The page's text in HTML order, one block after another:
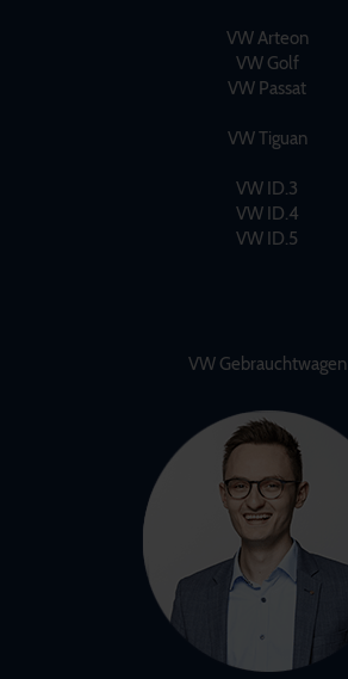
VW Arteon
VW Golf
VW Passat
VW Tiguan
VW ID.3
VW ID.4
VW ID.5
VW Gebrauchtwagen